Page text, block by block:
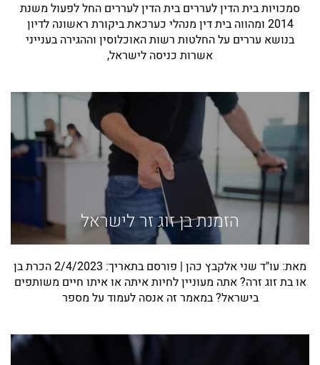
סמכויות בית הדין לעררים בית הדין לעררים החל לפעול משנת
2014 ומהווה בית דין מנהלי כערכאת ביקורת ראשונה לדיון
בנושא עררים על החלטות רשות האוכלוסין וההגירה בענייני
אשרות כניסה לישראל,
הזמנת בן זוג זר לישראל
מאת: עו"ד שני אלקבץ כהן | פורסם בתאריך: 2/4/2023 הכרת בן
או בת זוג זרה? אתה מעוניין לחיות איתה או איתו חיים משותפים
בישראל? במאמר זה אנסה לעמוד על מספר